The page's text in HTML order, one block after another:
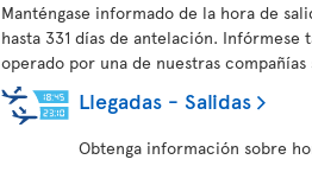
Manténgase informado de la hora de
hasta 331 días de antelación.
operado por una de nuestras compañías
Llegadas - Salidas
Obtenga información sobre